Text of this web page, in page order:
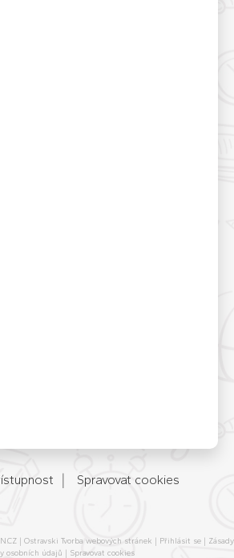
Spravovat cookies
| Ostravski Tvorba webových stránek | Přihlásit se | Zásady
osobních údajů | Spravovat cookies